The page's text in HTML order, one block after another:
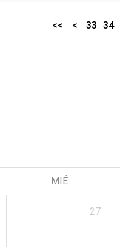
<< < 33 34
MIÉ
27